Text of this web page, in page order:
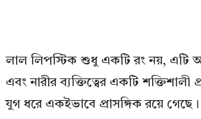
লাল লিপস্টিক শুধু একটি রং নয়, এটি
এবং নারীর ব্যক্তিত্বের একটি শক্তিশালী
যুগ ধরে একইভাবে প্রাসঙ্গিক রয়ে গেছে।